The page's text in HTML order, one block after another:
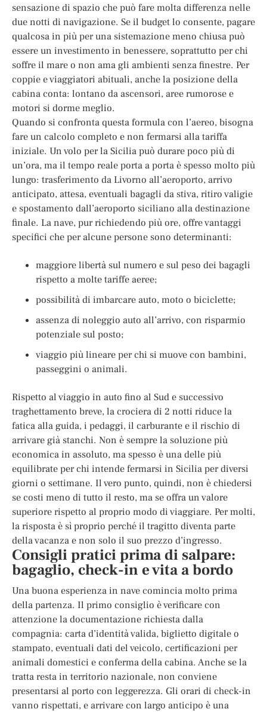
sensazione di spazio che può fare molta differenza nelle
due notti di navigazione. Se il budget lo consente, pagare
qualcosa in più per una sistemazione meno chiusa può
essere un investimento in benessere, soprattutto per chi
soffre il mare o non ama gli ambienti senza finestre. Per
coppie e viaggiatori abituali, anche la posizione della
cabina conta: lontano da ascensori, aree rumorose e
motori si dorme meglio.
Quando si confronta questa formula con l’aereo, bisogna
fare un calcolo completo e non fermarsi alla tariffa
iniziale. Un volo per la Sicilia può durare poco più di
un’ora, ma il tempo reale porta a porta è spesso molto più
lungo: trasferimento da Livorno all’aeroporto, arrivo
anticipato, attesa, eventuali bagagli da stiva, ritiro valigie
e spostamento dall’aeroporto siciliano alla destinazione
finale. La nave, pur richiedendo più ore, offre vantaggi
specifici che per alcune persone sono determinanti:
maggiore libertà sul numero e sul peso dei bagagli
rispetto a molte tariffe aeree;
possibilità di imbarcare auto, moto o biciclette;
assenza di noleggio auto all’arrivo, con risparmio
potenziale sul posto;
viaggio più lineare per chi si muove con bambini,
passeggini o animali.
Rispetto al viaggio in auto fino al Sud e successivo
traghettamento breve, la crociera di 2 notti riduce la
fatica alla guida, i pedaggi, il carburante e il rischio di
arrivare già stanchi. Non è sempre la soluzione più
economica in assoluto, ma spesso è una delle più
equilibrate per chi intende fermarsi in Sicilia per diversi
giorni o settimane. Il vero punto, quindi, non è chiedersi
se costi meno di tutto il resto, ma se offra un valore
superiore rispetto al proprio modo di viaggiare. Per molti,
la risposta è sì proprio perché il tragitto diventa parte
della vacanza e non solo il suo prezzo d’ingresso.
Consigli pratici prima di salpare:
bagaglio, check-in e vita a bordo
Una buona esperienza in nave comincia molto prima
della partenza. Il primo consiglio è verificare con
attenzione la documentazione richiesta dalla
compagnia: carta d’identità valida, biglietto digitale o
stampato, eventuali dati del veicolo, certificazioni per
animali domestici e conferma della cabina. Anche se la
tratta resta in territorio nazionale, non conviene
presentarsi al porto con leggerezza. Gli orari di check-in
vanno rispettati, e arrivare con largo anticipo è una